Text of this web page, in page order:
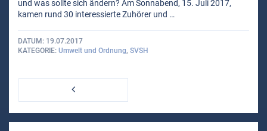
und was sollte sich ändern? Am Sonnabend, 15. Juli 2017,
kamen rund 30 interessierte Zuhörer und …
DATUM 19.07.2017
KATEGORIE Umwelt und Ordnung, SVSH